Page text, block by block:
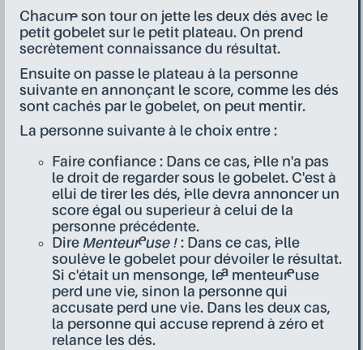
Chacun·e son tour on jette les deux dés avec le
petit gobelet sur le petit plateau. On prend
secrètement connaissance du résultat.
Ensuite on passe le plateau à la personne
suivante en annonçant le score, comme les dés
sont cachés par le gobelet, on peut mentir.
La personne suivante à le choix entre :
Faire confiance : Dans ce cas, i·elle n'a pas
le droit de regarder sous le gobelet. C'est à
ell·ui de tirer les dés, i·elle devra annoncer un
score égal ou superieur à celui de la
personne précédente.
Dire Menteur·euse ! : Dans ce cas, i·elle
soulève le gobelet pour dévoiler le résultat.
Si c'était un mensonge, le·a menteur·euse
perd une vie, sinon la personne qui
accusate perd une vie. Dans les deux cas,
la personne qui accuse reprend à zéro et
relance les dés.